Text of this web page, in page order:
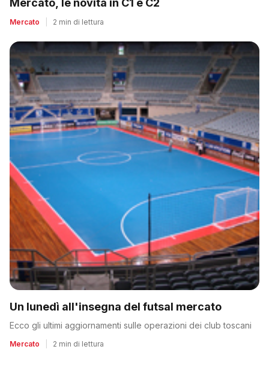
Mercato, le novità in C1 e C2
Mercato 2 min di lettura
Un lunedì all'insegna del futsal mercato
Ecco gli ultimi aggiornamenti sulle operazioni dei club toscani
Mercato 2 min di lettura